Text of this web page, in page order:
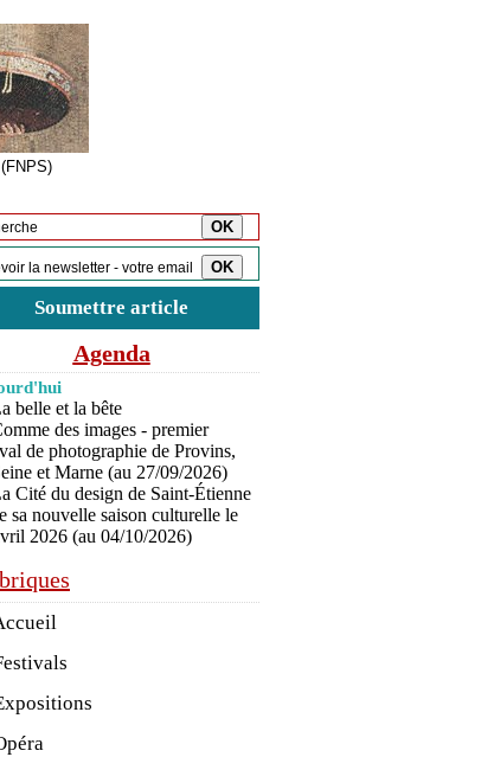
Soumettre article
Agenda
belle et la bête
des images - premier
de photographie de Provins,
et Marne (au 27/09/2026)
Cité du design de Saint-Étienne
sa nouvelle saison culturelle le
2026 (au 04/10/2026)